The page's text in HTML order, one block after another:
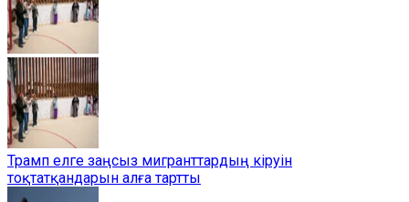
Трамп елге заңсыз мигранттардың кіруін
тоқтатқандарын алға тартты